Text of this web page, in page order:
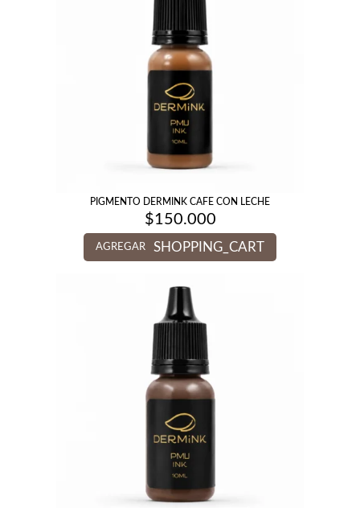
PIGMENTO DERMINK CAFE CON LECHE
$150.000
AGREGAR SHOPPING_CART